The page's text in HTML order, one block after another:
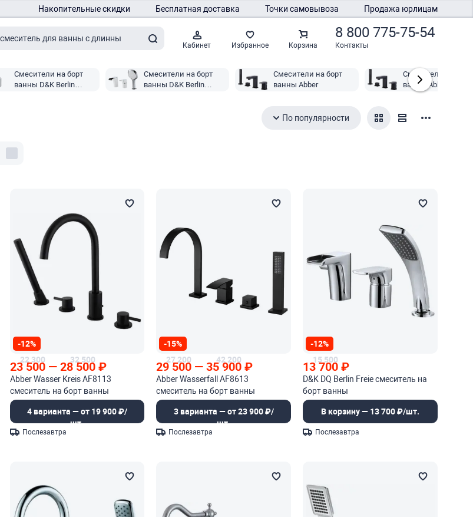
Накопительные скидки Бесплатная доставка Точки самовывоза Продажа юрлицам
Кабинет Избранное Корзина
8 800 775-75-54
Контакты
Смесители на борт
ванны D&K Berlin
Смесители на борт
ванны D&K Berlin
Смесители на борт
ванны Abber
Смесители на борт
ванны Abber
По популярности
-12%
22 300
23 500 — 32 500
28 500 ₽
Abber Wasser Kreis AF8113
смеситель на борт ванны
4 варианта — от 19 900 ₽/
шт.
Послезавтра
-15%
27 200
29 500 — 42 200
35 900₽
Abber Wasserfall AF8613
смеситель на борт ванны
3 варианта — от 23 900 ₽/
шт.
Послезавтра
-12%
15 500
13 700₽
D&K DQ Berlin Freie смеситель на
борт ванны
В корзину — 13 700 ₽/шт.
Послезавтра